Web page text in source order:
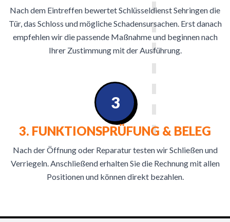
Nach dem Eintreffen bewertet Schlüsseldienst Sehringen die
Tür, das Schloss und mögliche Schadensursachen. Erst danach
empfehlen wir die passende Maßnahme und beginnen nach
Ihrer Zustimmung mit der Ausführung.
3. FUNKTIONSPRÜFUNG & BELEG
Nach der Öffnung oder Reparatur testen wir Schließen und
Verriegeln. Anschließend erhalten Sie die Rechnung mit allen
Positionen und können direkt bezahlen.
3